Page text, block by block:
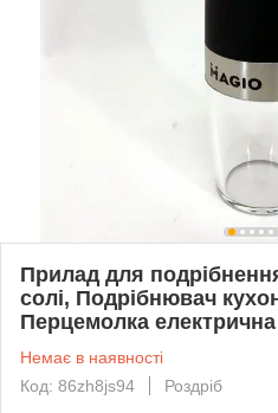
Прилад для
солі, Подрібнювач
Перцемолка
Немає в наявності
Код: 86zh8js94
Роздріб